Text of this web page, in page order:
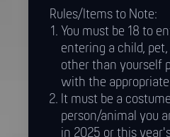
Rules/Items to Note:
You must be 18 to
entering a child,
other than yourself
with the
It must be a
person/animal you
in 2025 or this